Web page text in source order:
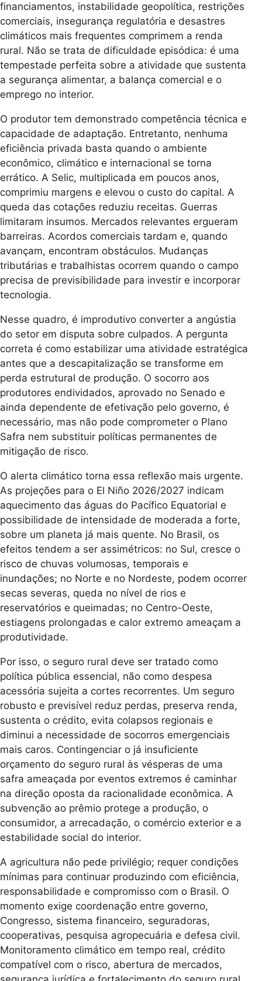
financiamentos, instabilidade geopolítica, restrições
comerciais, insegurança regulatória e desastres
climáticos mais frequentes comprimem a renda
rural. Não se trata de dificuldade episódica: é uma
tempestade perfeita sobre a atividade que sustenta
a segurança alimentar, a balança comercial e o
emprego no interior.
O produtor tem demonstrado competência técnica e
capacidade de adaptação. Entretanto, nenhuma
eficiência privada basta quando o ambiente
econômico, climático e internacional se torna
errático. A Selic, multiplicada em poucos anos,
comprimiu margens e elevou o custo do capital. A
queda das cotações reduziu receitas. Guerras
limitaram insumos. Mercados relevantes ergueram
barreiras. Acordos comerciais tardam e, quando
avançam, encontram obstáculos. Mudanças
tributárias e trabalhistas ocorrem quando o campo
precisa de previsibilidade para investir e incorporar
tecnologia.
Nesse quadro, é improdutivo converter a angústia
do setor em disputa sobre culpados. A pergunta
correta é como estabilizar uma atividade estratégica
antes que a descapitalização se transforme em
perda estrutural de produção. O socorro aos
produtores endividados, aprovado no Senado e
ainda dependente de efetivação pelo governo, é
necessário, mas não pode comprometer o Plano
Safra nem substituir políticas permanentes de
mitigação de risco.
O alerta climático torna essa reflexão mais urgente.
As projeções para o El Niño 2026/2027 indicam
aquecimento das águas do Pacífico Equatorial e
possibilidade de intensidade de moderada a forte,
sobre um planeta já mais quente. No Brasil, os
efeitos tendem a ser assimétricos: no Sul, cresce o
risco de chuvas volumosas, temporais e
inundações; no Norte e no Nordeste, podem ocorrer
secas severas, queda no nível de rios e
reservatórios e queimadas; no Centro-Oeste,
estiagens prolongadas e calor extremo ameaçam a
produtividade.
Por isso, o seguro rural deve ser tratado como
política pública essencial, não como despesa
acessória sujeita a cortes recorrentes. Um seguro
robusto e previsível reduz perdas, preserva renda,
sustenta o crédito, evita colapsos regionais e
diminui a necessidade de socorros emergenciais
mais caros. Contingenciar o já insuficiente
orçamento do seguro rural às vésperas de uma
safra ameaçada por eventos extremos é caminhar
na direção oposta da racionalidade econômica. A
subvenção ao prêmio protege a produção, o
consumidor, a arrecadação, o comércio exterior e a
estabilidade social do interior.
A agricultura não pede privilégio; requer condições
mínimas para continuar produzindo com eficiência,
responsabilidade e compromisso com o Brasil. O
momento exige coordenação entre governo,
Congresso, sistema financeiro, seguradoras,
cooperativas, pesquisa agropecuária e defesa civil.
Monitoramento climático em tempo real, crédito
compatível com o risco, abertura de mercados,